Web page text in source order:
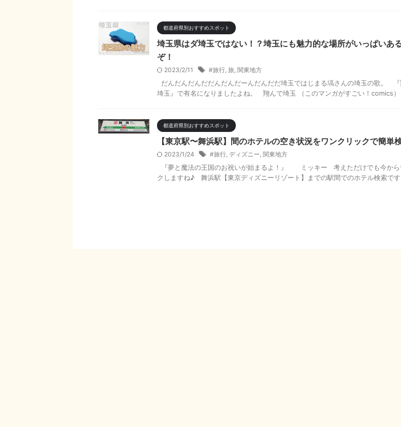
都道府県別おすすめスポット
埼玉県はダ埼玉ではない！？埼玉にも魅力的な場所がいっぱいあ
ぞ！
2023/2/11 #旅行, 旅, 関東地方
だんだんだんだだんだんだーんだんだだ埼玉ではじまる塙さんの埼玉の歌。
埼玉』で有名になりましたよね。 翔んで埼玉 （このマンガがすごい！comics
都道府県別おすすめスポット
【東京駅〜舞浜駅】間のホテルの空き状況をワンクリックで簡単検
2023/1/24 #旅行, ディズニー, 関東地方
『夢と魔法の王国のお祝いが始まるよ！』 ミッキー 考えただけでも今から
クしますね♪ 舞浜駅【東京ディズニーリゾート】までの駅間でのホテル検索で